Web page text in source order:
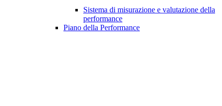
Sistema di misurazione e valutazione della
performance
Piano della Performance